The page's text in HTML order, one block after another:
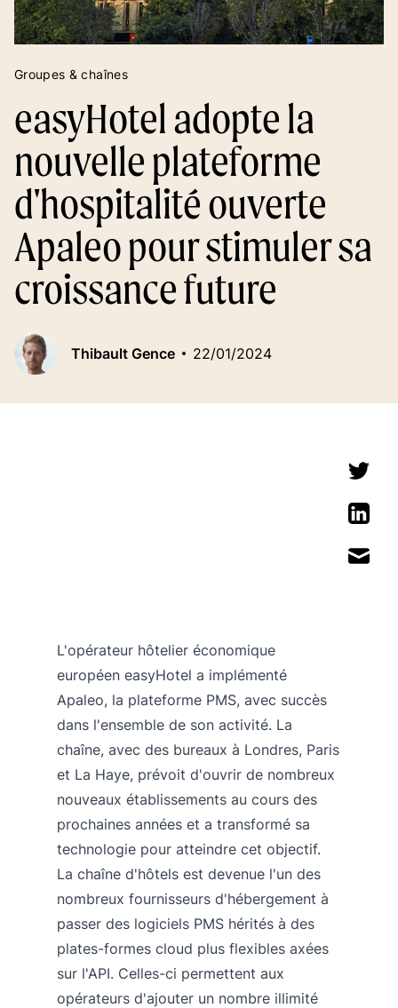
Groupes & chaînes
easyHotel adopte la
nouvelle plateforme
d'hospitalité ouverte
Apaleo pour stimuler sa
croissance future
Thibault Gence 22/01/2024
L'opérateur hôtelier économique
européen easyHotel a implémenté
Apaleo, la plateforme PMS, avec succès
dans l'ensemble de son activité. La
chaîne, avec des bureaux à Londres, Paris
et La Haye, prévoit d'ouvrir de nombreux
nouveaux établissements au cours des
prochaines années et a transformé sa
technologie pour atteindre cet objectif.
La chaîne d'hôtels est devenue l'un des
nombreux fournisseurs d'hébergement à
passer des logiciels PMS hérités à des
plates-formes cloud plus flexibles axées
sur l'API. Celles-ci permettent aux
opérateurs d'ajouter un nombre illimité